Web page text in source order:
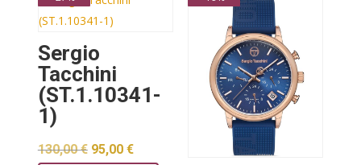
Sergio
Tacchini
(ST.1.10341-
1)
130,00€ Izvorna
95,00 €